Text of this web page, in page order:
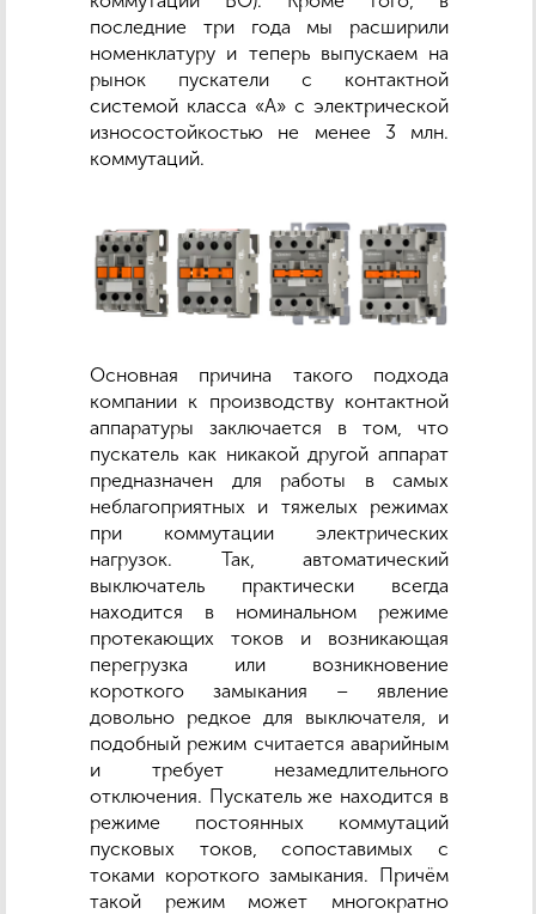
последние три года мы расширили
номенклатуру и теперь выпускаем на
рынок пускатели с контактной
системой класса «А» с электрической
износостойкостью не менее 3 млн.
коммутаций.
Основная причина такого подхода
компании к производству контактной
аппаратуры заключается в том, что
пускатель как никакой другой аппарат
предназначен для работы в самых
неблагоприятных и тяжелых режимах
при коммутации электрических
нагрузок. Так, автоматический
выключатель практически всегда
находится в номинальном режиме
протекающих токов и возникающая
перегрузка или возникновение
короткого замыкания – явление
довольно редкое для выключателя, и
подобный режим считается аварийным
и требует незамедлительного
отключения. Пускатель же находится в
режиме постоянных коммутаций
пусковых токов, сопоставимых с
токами короткого замыкания. Причём
такой режим может многократно